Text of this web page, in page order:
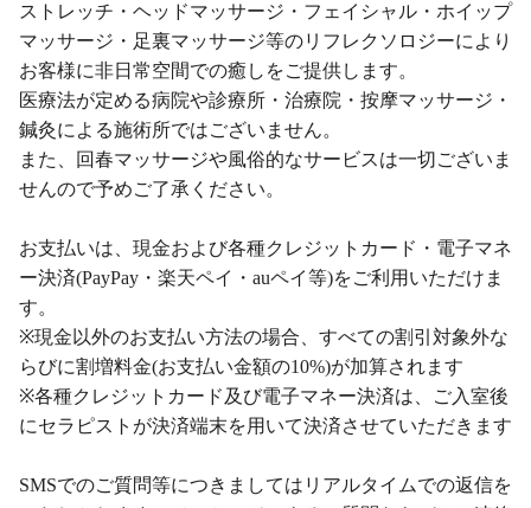
ストレッチ・ヘッドマッサージ・フェイシャル・ホイップ
マッサージ・足裏マッサージ等のリフレクソロジーにより
お客様に非日常空間での癒しをご提供します。
医療法が定める病院や診療所・治療院・按摩マッサージ・
鍼灸による施術所ではございません。
また、回春マッサージや風俗的なサービスは一切ございま
せんので予めご了承ください。
お支払いは、現金および各種クレジットカード・電子マネ
ー決済(PayPay・楽天ペイ・auペイ等)をご利用いただけま
す。
※現金以外のお支払い方法の場合、すべての割引対象外な
らびに割増料金(お支払い金額の10%)が加算されます
※各種クレジットカード及び電子マネー決済は、ご入室後
にセラピストが決済端末を用いて決済させていただきます
SMSでのご質問等につきましてはリアルタイムでの返信を